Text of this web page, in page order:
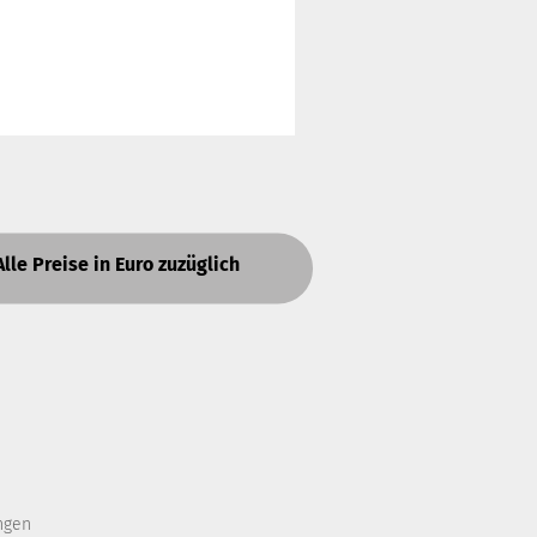
Preise in Euro zuzüglich